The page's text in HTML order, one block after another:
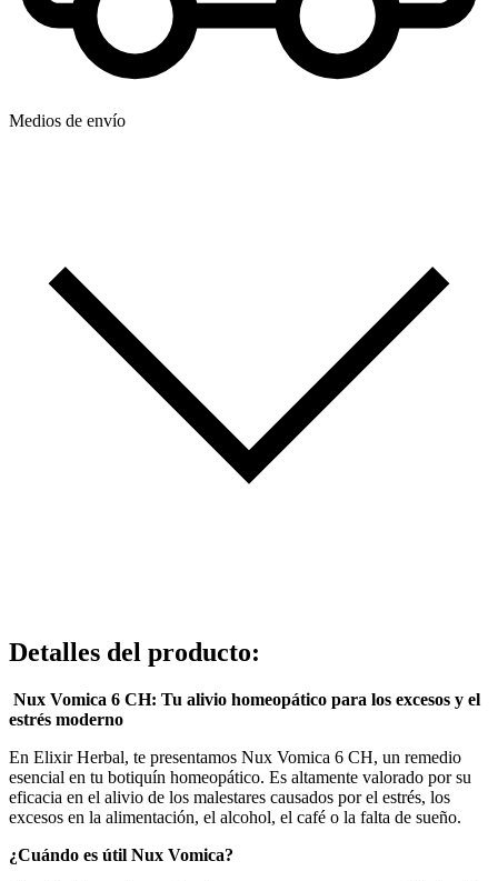
Medios de envío
Detalles del producto:
Nux Vomica 6 CH: Tu alivio homeopático para los excesos y el
estrés moderno
En Elixir Herbal, te presentamos Nux Vomica 6 CH, un remedio
esencial en tu botiquín homeopático. Es altamente valorado por su
eficacia en el alivio de los malestares causados ​​por el estrés, los
excesos en la alimentación, el alcohol, el café o la falta de sueño.
¿Cuándo es útil Nux Vomica?